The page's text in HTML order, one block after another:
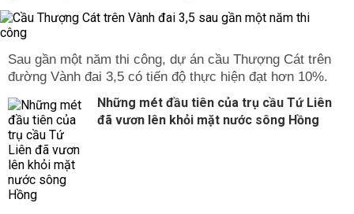
Sau gần một năm thi công, dự án cầu Thượng Cát trên
đường Vành đai 3,5 có tiến độ thực hiện đạt hơn 10%.
Những mét đầu tiên của trụ cầu Tứ Liên
đã vươn lên khỏi mặt nước sông Hồng